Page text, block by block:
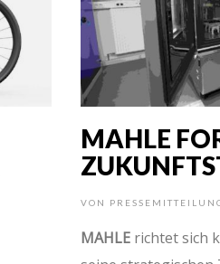
MAHLE
VON
MAHLE richtet sich